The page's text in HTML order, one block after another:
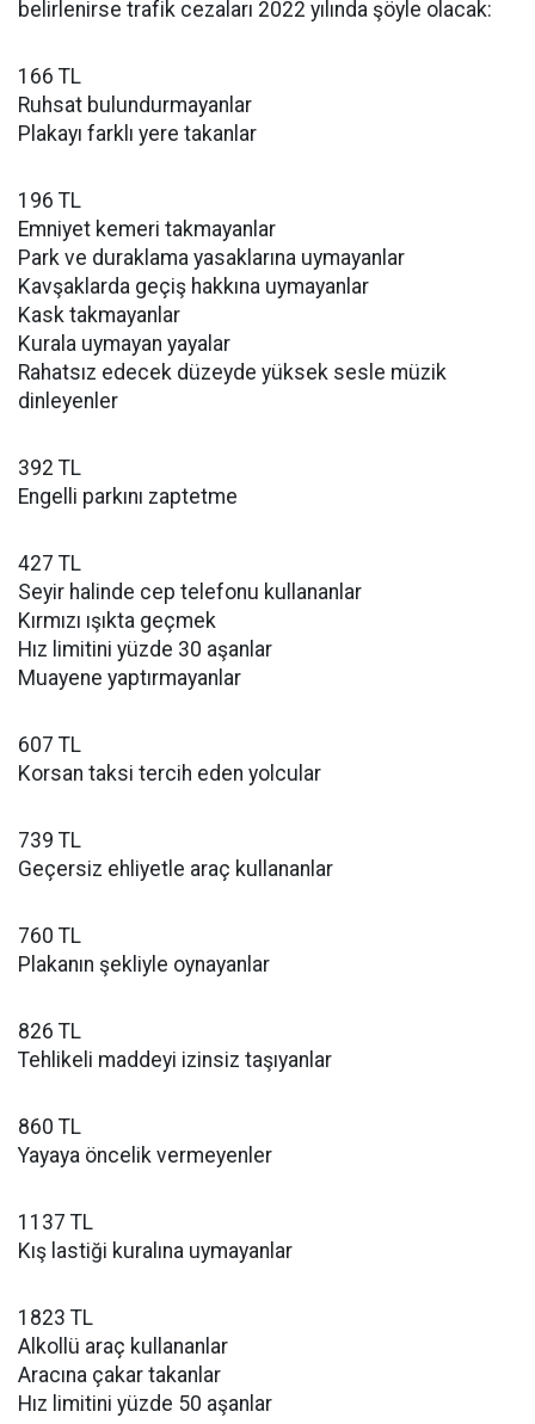
belirlenirse trafik cezaları 2022 yılında şöyle olacak:
166 TL
Ruhsat bulundurmayanlar
Plakayı farklı yere takanlar
196 TL
Emniyet kemeri takmayanlar
Park ve duraklama yasaklarına uymayanlar
Kavşaklarda geçiş hakkına uymayanlar
Kask takmayanlar
Kurala uymayan yayalar
Rahatsız edecek düzeyde yüksek sesle müzik
dinleyenler
392 TL
Engelli parkını zaptetme
427 TL
Seyir halinde cep telefonu kullananlar
Kırmızı ışıkta geçmek
Hız limitini yüzde 30 aşanlar
Muayene yaptırmayanlar
607 TL
Korsan taksi tercih eden yolcular
739 TL
Geçersiz ehliyetle araç kullananlar
760 TL
Plakanın şekliyle oynayanlar
826 TL
Tehlikeli maddeyi izinsiz taşıyanlar
860 TL
Yayaya öncelik vermeyenler
1137 TL
Kış lastiği kuralına uymayanlar
1823 TL
Alkollü araç kullananlar
Aracına çakar takanlar
Hız limitini yüzde 50 aşanlar